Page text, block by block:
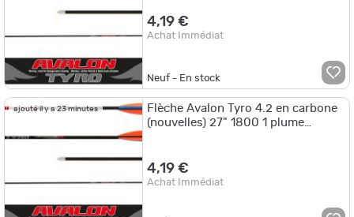
4,19 €
Achat Immédiat
Neuf - En stock
ajouté il y a 23 minutes
Flèche Avalon Tyro 4.2 en carbone
(nouvelles) 27" 1800 1 plume
4,19 €
Achat Immédiat